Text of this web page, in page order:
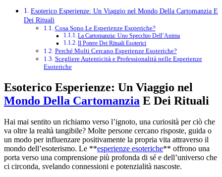
Esoterico Esperienze: Un Viaggio nel Mondo Della Cartomanzia E
Dei Rituali
Cosa Sono Le Esperienze Esoteriche?
La Cartomanzia: Uno Specchio Dell’Anima
Il Potere Dei Rituali Esoterici
Perché Molti Cercano Esperienze Esoteriche?
Scegliere Autenticità e Professionalità nelle Esperienze
Esoteriche
Esoterico Esperienze: Un Viaggio nel
Mondo Della Cartomanzia E Dei Rituali
Hai mai sentito un richiamo verso l’ignoto, una curiosità per ciò che
va oltre la realtà tangibile? Molte persone cercano risposte, guida o
un modo per influenzare positivamente la propria vita attraverso il
mondo dell’esoterismo. Le **esperienze esoteriche** offrono una
porta verso una comprensione più profonda di sé e dell’universo che
ci circonda, svelando connessioni e potenzialità nascoste.